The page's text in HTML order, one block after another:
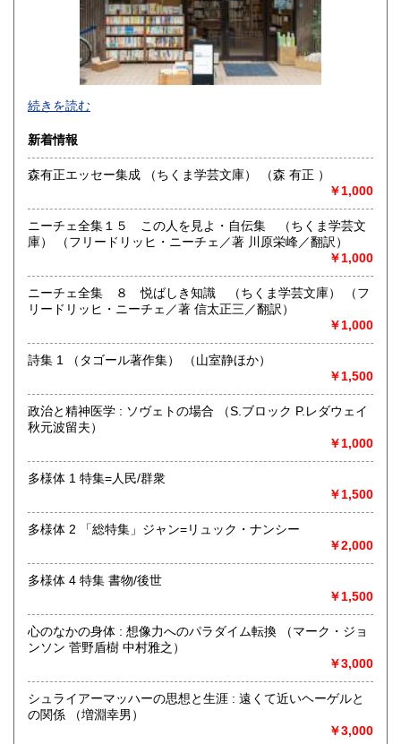
250円 大分県
250円 鹿児島県
-
沿線名：JR総武線/都営浅草線
最寄駅：浅草橋駅 JR西口から徒歩3分/都営A4出口から徒歩7
分
営業時間：12:00 〜 17:00
書籍の買取について
学術書・専門書・美術書・写真集・サブカルチャー関連書
籍・絵本など、幅広く買取いたします!
CD、DVD、絵ハガキ、古写真、映画パンフレットなども買取
対象です。
1. 店頭買取
・店舗前で荷下ろし可能
・その場で査定、現金支払い
・大量の場合はお預かりとなる場合あり
2. 出張買取
・本の量・ジャンル、訪問先などをお知らせください。
・量や種類によっては出張できない場合もございます。
【ご注意】
古本買取には、本人確認書類(免許証、保険証など)のご提示
が必要です。
取り扱い分野
総記、哲学宗教、歴史、社会科学、自然科学、美術工芸、国
語国文、外国文学、趣味、サブカルチャー、古書一般（その
絵本、漫画（コミック）
続きを読む
新着情報
森有正エッセー集成 （ちくま学芸文庫） （森 有正 ）
￥1,000
ニーチェ全集１５ この人を見よ・自伝集 （ちくま学芸文
庫） （フリードリッヒ・ニーチェ／著 川原栄峰／翻訳）
￥1,000
ニーチェ全集 ８ 悦ばしき知識 （ちくま学芸文庫） （フ
リードリッヒ・ニーチェ／著 信太正三／翻訳）
￥1,000
詩集 1 （タゴール著作集） （山室静ほか）
￥1,500
政治と精神医学 : ソヴェトの場合 （S.ブロック P.レダウェイ
秋元波留夫）
￥1,000
多様体 1 特集=人民/群衆
￥1,500
多様体 2 「総特集」ジャン=リュック・ナンシー
￥2,000
多様体 4 特集 書物/後世
￥1,500
心のなかの身体 : 想像力へのパラダイム転換 （マーク・ジョ
ンソン 菅野盾樹 中村雅之）
￥3,000
シュライアーマッハーの思想と生涯 : 遠くて近いヘーゲルと
の関係 （増淵幸男）
￥3,000